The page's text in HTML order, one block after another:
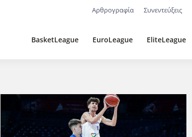
Αρθρογραφία Συνεντεύξεις
BasketLeague EuroLeague EliteLeague